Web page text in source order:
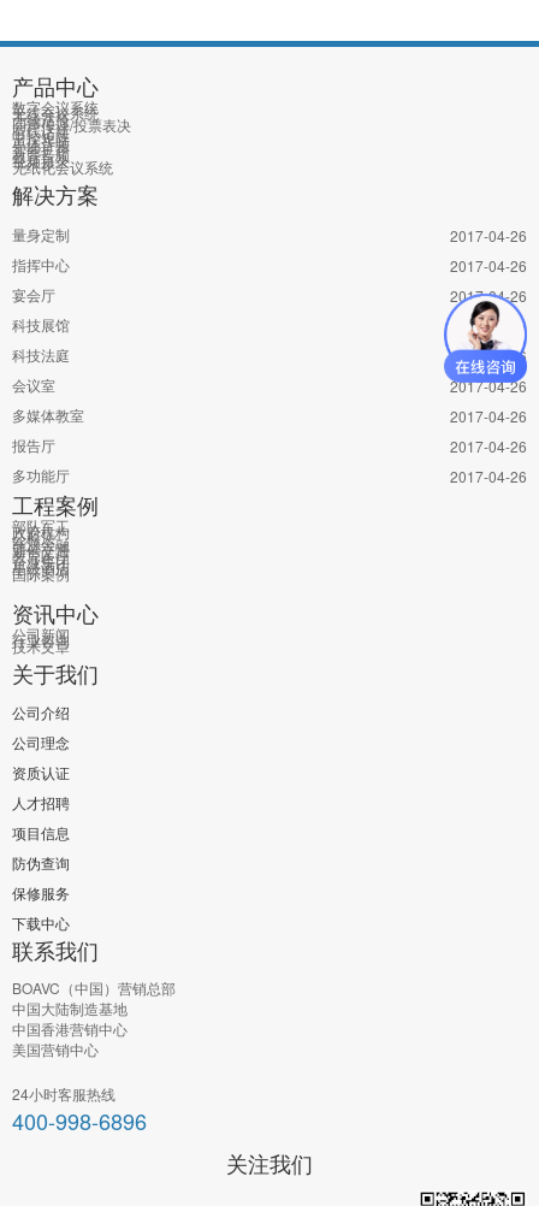
产品中心
数字会议系统
无线会议系统
无线话筒
同声传译/投票表决
有线话筒
中控矩阵
单体音频
智能扩声
教育音频
视频摄录
无纸化会议系统
解决方案
量身定制
2017-04-26
指挥中心
2017-04-26
宴会厅
2017-04-26
科技展馆
2017-04-26
科技法庭
2017-04-26
会议室
2017-04-26
多媒体教室
2017-04-26
报告厅
2017-04-26
多功能厅
2017-04-26
工程案例
部队军工
政府机构
公检法
能源金融
通信交通
教育医疗
企业集团
星级酒店
国际案例
资讯中心
公司新闻
行业咨询
技术文章
关于我们
公司介绍
公司理念
资质认证
人才招聘
项目信息
防伪查询
保修服务
下载中心
联系我们
BOAVC（中国）营销总部
中国大陆制造基地
中国香港营销中心
美国营销中心
24小时客服热线
400-998-6896
关注我们